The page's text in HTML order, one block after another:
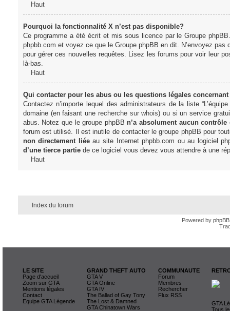
Haut
Pourquoi la fonctionnalité X n’est pas disponible?
Ce programme a été écrit et mis sous licence par le Groupe
phpbb.com et voyez ce que le Groupe phpBB en dit. N’envoyez
pour gérer ces nouvelles requêtes. Lisez les forums pour voir leur
là-bas.
Haut
Qui contacter pour les abus ou les questions légales
Contactez n’importe lequel des administrateurs de la liste
domaine (en faisant une recherche sur whois) ou si un service
abus. Notez que le groupe phpBB n’a absolument aucun contrôle
forum est utilisé. Il est inutile de contacter le groupe phpBB pour
non directement liéeau site Internet phpbb.com ou au logiciel
d’une tierce partiede ce logiciel vous devez vous attendre à une
Haut
Index du forum
Powered by phpBB
LE SITE
Page d'accueil
Zoom sur GTA
Mentions légales
Contact
Equipe GTA Légende
GRAND THEFT AUTO
GTA V
GTA Online
GTA IV
The Ballad of Gay Tony
The Lost & Damned
GTA Chinatown Wars
COMMUNAUTE
Forum
Membres
Rechercher
Flux RSS
GTA
Tous